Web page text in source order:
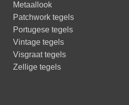
Metaallook
Patchwork tegels
Portugese tegels
Vintage tegels
Visgraat tegels
Zellige tegels